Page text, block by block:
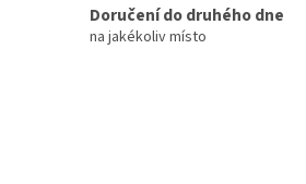
Doručení do druhého dne
na jakékoliv místo